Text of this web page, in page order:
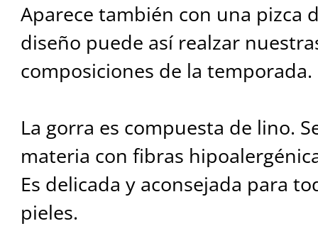
Aparece también con una pizca
diseño puede así realzar
composiciones de la temporada.
La gorra es compuesta de lino.
materia con fibras
Es delicada y aconsejada para
pieles.